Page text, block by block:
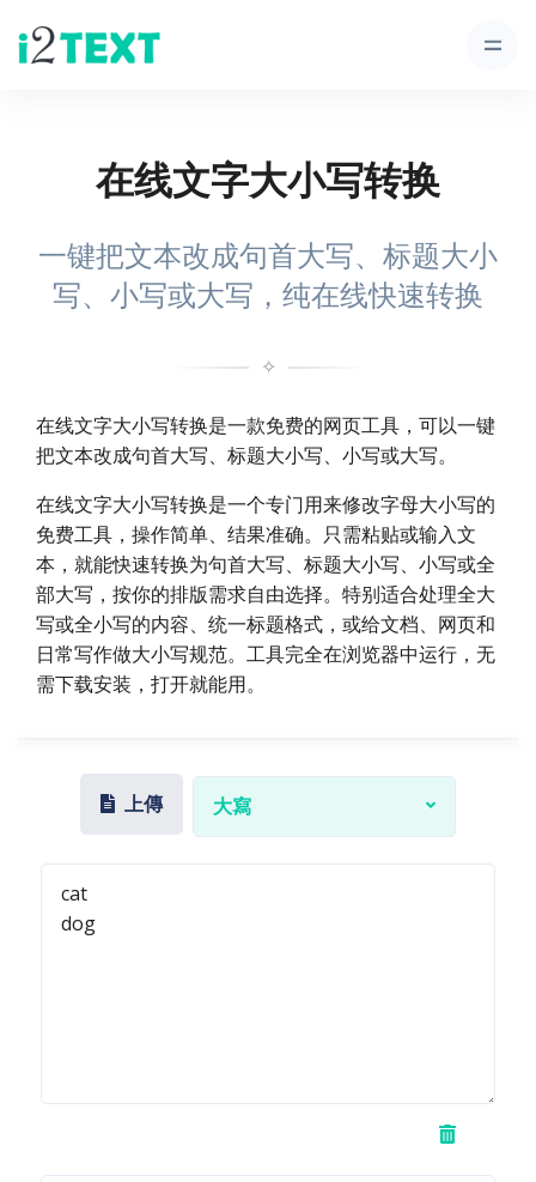
在线文字大小写转换
一键把文本改成句首大写、标题大小
写、小写或大写，纯在线快速转换
✧
在线文字大小写转换是一款免费的网页工具，可以一键
把文本改成句首大写、标题大小写、小写或大写。
在线文字大小写转换是一个专门用来修改字母大小写的
免费工具，操作简单、结果准确。只需粘贴或输入文
本，就能快速转换为句首大写、标题大小写、小写或全
部大写，按你的排版需求自由选择。特别适合处理全大
写或全小写的内容、统一标题格式，或给文档、网页和
日常写作做大小写规范。工具完全在浏览器中运行，无
需下载安装，打开就能用。
上傳 大寫